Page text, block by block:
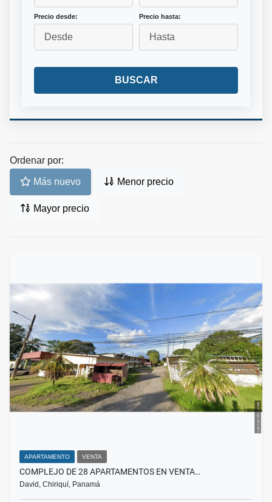
Precio desde: Precio hasta:
BUSCAR
Ordenar por:
Más nuevo Menor precio
Mayor precio
APARTAMENTO VENTA
COMPLEJO DE 28 APARTAMENTOS EN VENTA…
David, Chiriquí, Panamá